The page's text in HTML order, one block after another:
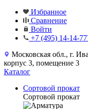
Избранное
Сравнение
Войти
+7 (495) 14-14-
Московская обл., г.
корпус 3, помещение 3
Каталог
Сортовой прокат
Сортовой прокат